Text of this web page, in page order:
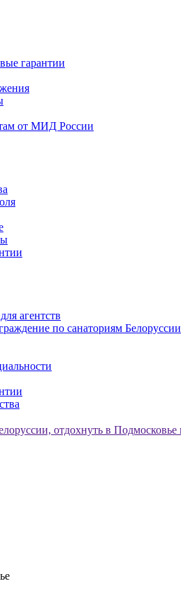
гарантии
от МИД России
агентств
по санаториям Белоруссии